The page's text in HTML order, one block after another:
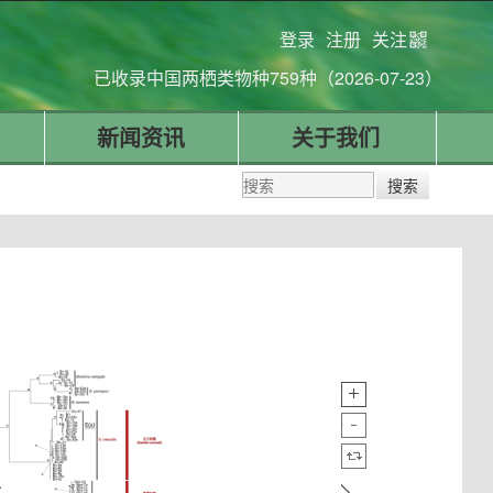
登录 注册 关注
已收录中国两栖类物种759种（2026-07-23）
新闻资讯 关于我们